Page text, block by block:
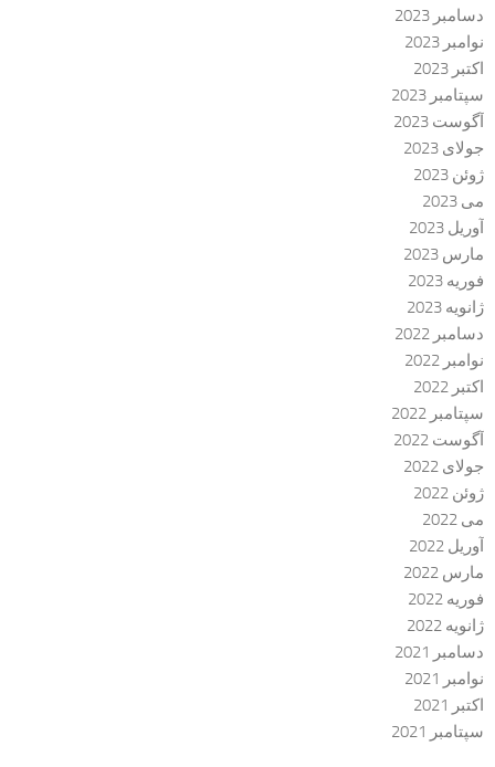
دسامبر 2023
نوامبر 2023
اکتبر 2023
سپتامبر 2023
آگوست 2023
جولای 2023
ژوئن 2023
می 2023
آوریل 2023
مارس 2023
فوریه 2023
ژانویه 2023
دسامبر 2022
نوامبر 2022
اکتبر 2022
سپتامبر 2022
آگوست 2022
جولای 2022
ژوئن 2022
می 2022
آوریل 2022
مارس 2022
فوریه 2022
ژانویه 2022
دسامبر 2021
نوامبر 2021
اکتبر 2021
سپتامبر 2021